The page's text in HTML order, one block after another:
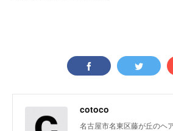
cotoco
名古屋市名東区藤が丘のヘ